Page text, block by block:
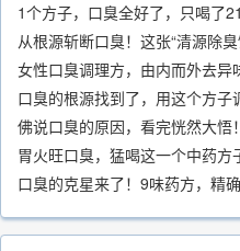
1个方子，口臭全好了，只喝了21
女性口臭调理方，由内而外去异
口臭的根源找到了，用这个方子
佛说口臭的原因，看完恍然大悟！
胃火旺口臭，猛喝这一个中药方